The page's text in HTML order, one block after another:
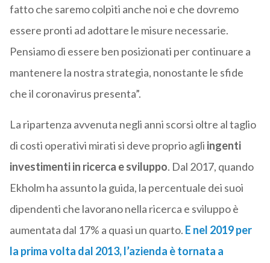
fatto che saremo colpiti anche noi e che dovremo
essere pronti ad adottare le misure necessarie.
Pensiamo di essere ben posizionati per continuare a
mantenere la nostra strategia, nonostante le sfide
che il coronavirus presenta”.
La ripartenza avvenuta negli anni scorsi oltre al taglio
di costi operativi mirati si deve proprio agli ingenti
investimenti in ricerca e sviluppo. Dal 2017, quando
Ekholm ha assunto la guida, la percentuale dei suoi
dipendenti che lavorano nella ricerca e sviluppo è
aumentata dal 17% a quasi un quarto. E nel 2019 per
la prima volta dal 2013, l’azienda è tornata a